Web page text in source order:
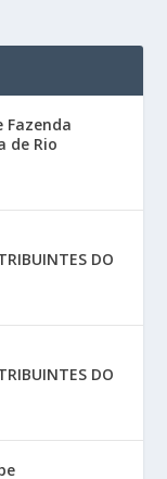
Fazenda
de Rio
DO
DO